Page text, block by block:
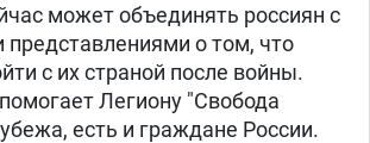
может объединять россиян с
о том, что
с их страной после войны.
Легиону "Свобода
есть и граждане России.